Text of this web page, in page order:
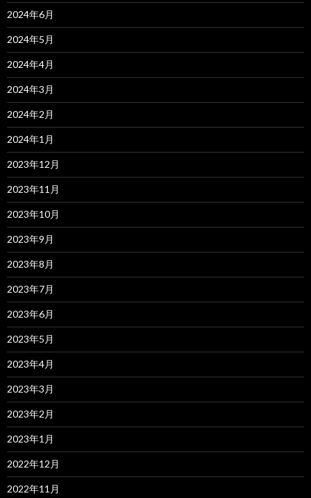
2024年6月
2024年5月
2024年4月
2024年3月
2024年2月
2024年1月
2023年12月
2023年11月
2023年10月
2023年9月
2023年8月
2023年7月
2023年6月
2023年5月
2023年4月
2023年3月
2023年2月
2023年1月
2022年12月
2022年11月